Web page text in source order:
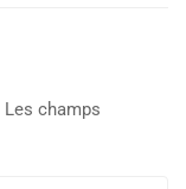
Les champs